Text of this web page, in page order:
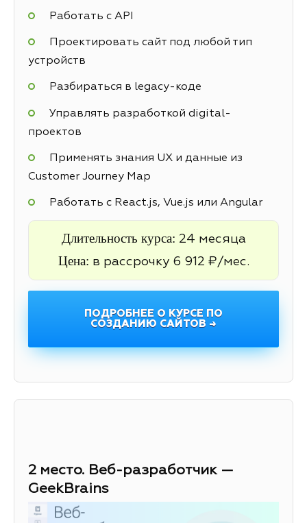
Работать с API
Проектировать сайт под любой тип
устройств
Разбираться в legacy-коде
Управлять разработкой digital-
проектов
Применять знания UX и данные из
Customer Journey Map
Работать с React.js, Vue.js или Angular
Длительность курса: 24 месяца
Цена: в рассрочку 6 912 ₽/мес.
ПОДРОБНЕЕ О КУРСЕ ПО
СОЗДАНИЮ САЙТОВ →
2 место. Веб-разработчик —
GeekBrains